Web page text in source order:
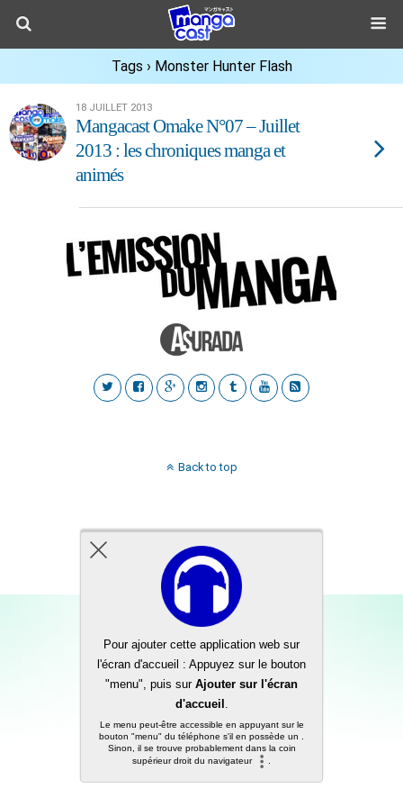
Tags › Monster Hunter Flash
18 JUILLET 2013
Mangacast Omake N°07 – Juillet
2013 : les chroniques manga et
animés
Back to top